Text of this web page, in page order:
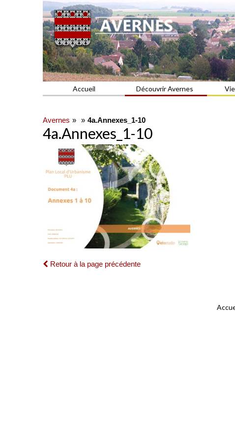
AVERNES
Commune du Val d'Oise
Accueil Découvrir Avernes
Avernes 4a.Annexes_1-10
4a.Annexes_1-10
Retour à la page précédente